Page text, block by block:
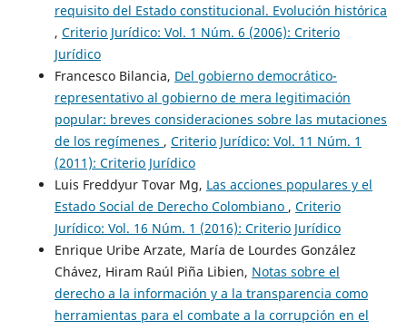
requisito del Estado constitucional. Evolución histórica
, Criterio Jurídico: Vol. 1 Núm. 6 (2006): Criterio
Jurídico
Francesco Bilancia, Del gobierno democrático-
representativo al gobierno de mera legitimación
popular: breves consideraciones sobre las mutaciones
de los regímenes , Criterio Jurídico: Vol. 11 Núm. 1
(2011): Criterio Jurídico
Luis Freddyur Tovar Mg, Las acciones populares y el
Estado Social de Derecho Colombiano , Criterio
Jurídico: Vol. 16 Núm. 1 (2016): Criterio Jurídico
Enrique Uribe Arzate, María de Lourdes González
Chávez, Hiram Raúl Piña Libien, Notas sobre el
derecho a la información y a la transparencia como
herramientas para el combate a la corrupción en el